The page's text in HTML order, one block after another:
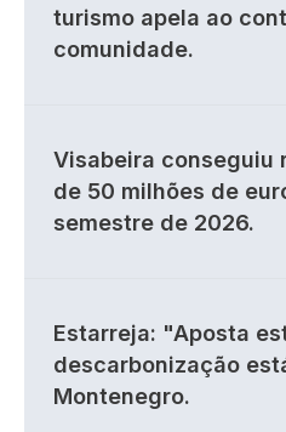
turismo apela ao
comunidade.
Visabeira conseguiu
de 50 milhões de
semestre de 2026.
Estarreja: "Aposta
descarbonização
Montenegro.